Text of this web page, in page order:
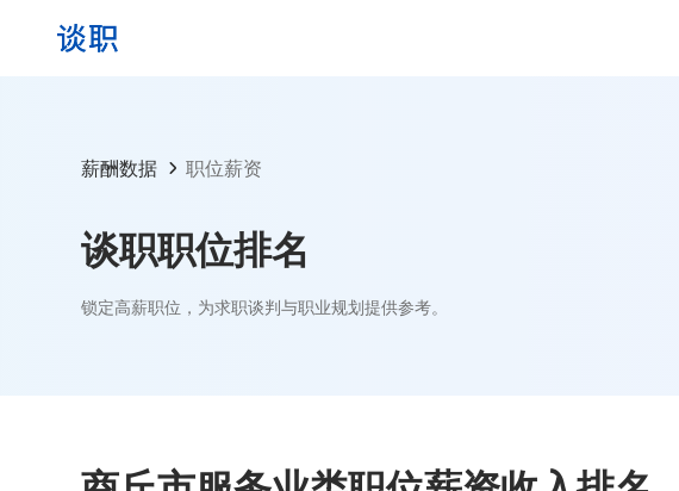
薪酬数据 职位薪资
谈职职位排名
锁定高薪职位，为求职谈判与职业规划提供参考。